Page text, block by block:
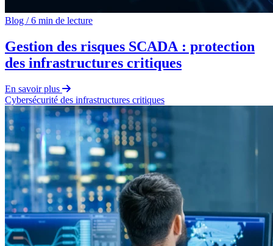
Blog /6 min de lecture
Gestion des risques SCADA : protection
des infrastructures critiques
En savoir plus
Cybersécurité des infrastructures critiques